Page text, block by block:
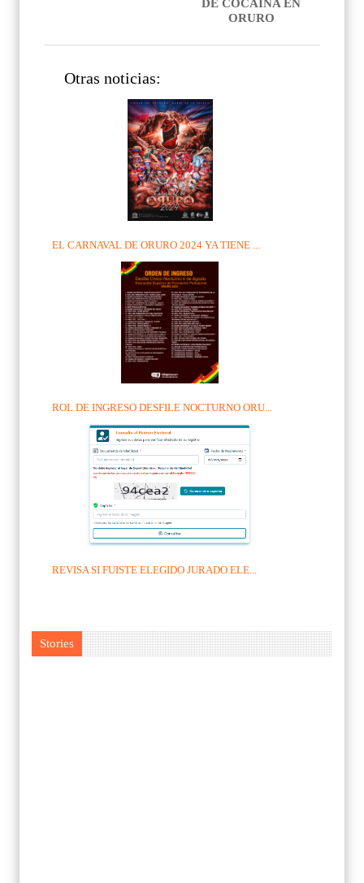
DE COCAINA EN
ORURO
Otras noticias:
EL CARNAVAL DE ORURO 2024 YA TIENE ...
ROL DE INGRESO DESFILE NOCTURNO ORU...
REVISA SI FUISTE ELEGIDO JURADO ELE...
Stories